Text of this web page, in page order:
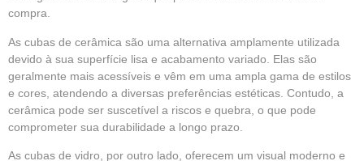
compra.
As cubas de cerâmica são uma alternativa amplamente utilizada
devido à sua superfície lisa e acabamento variado. Elas são
geralmente mais acessíveis e vêm em uma ampla gama de estilos
e cores, atendendo a diversas preferências estéticas. Contudo, a
cerâmica pode ser suscetível a riscos e quebra, o que pode
comprometer sua durabilidade a longo prazo.
As cubas de vidro, por outro lado, oferecem um visual moderno e